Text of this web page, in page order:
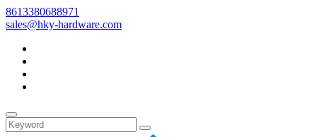
8613380688971
sales@hky-hardware.com